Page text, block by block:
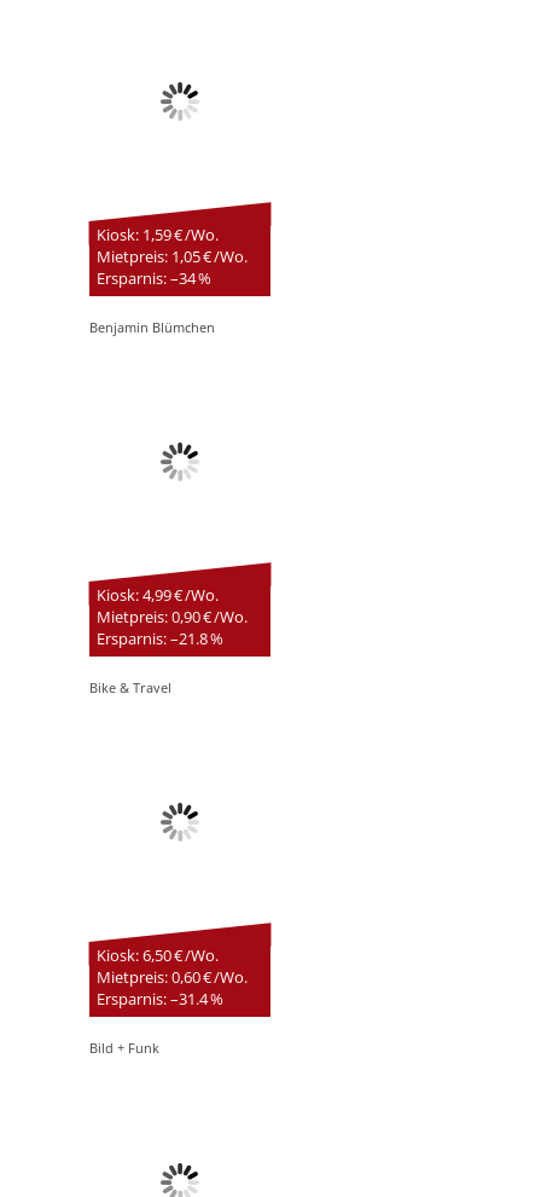
Kiosk: 1,59 € /Wo.
Mietpreis: 1,05 € /Wo.
Ersparnis: –34 %
Benjamin Blümchen
Kiosk: 4,99 € /Wo.
Mietpreis: 0,90 € /Wo.
Ersparnis: –21.8 %
Bike & Travel
Kiosk: 6,50 € /Wo.
Mietpreis: 0,60 € /Wo.
Ersparnis: –31.4 %
Bild + Funk